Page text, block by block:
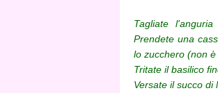
Tagliate
Prendete una
lo zucchero (non
Tritate il basilico
Versate il succo di